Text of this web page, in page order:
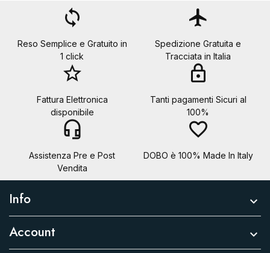
loop
Reso Semplice e Gratuito in
1 click
flight
Spedizione Gratuita e
Tracciata in Italia
star_border
Fattura Elettronica
disponibile
lock
Tanti pagamenti Sicuri al
100%
headset_mic
Assistenza Pre e Post
Vendita
favorite_border
DOBO è 100% Made In Italy
Info 
Account 
Crea lista dei desideri ×
Nome lista dei desideri